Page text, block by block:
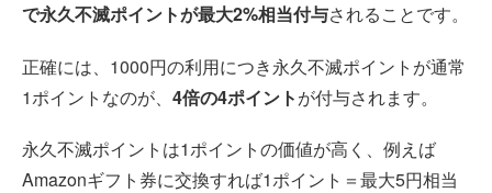
で永久不滅ポイントが最大2%相当付与されることです。
正確には、1000円の利用につき永久不滅ポイントが通常
1ポイントなのが、 4倍の4ポイントが付与されます。
永久不滅ポイントは1ポイントの価値が高く、例えば
Amazonギフト券に交換すれば1ポイント＝最大5円相当